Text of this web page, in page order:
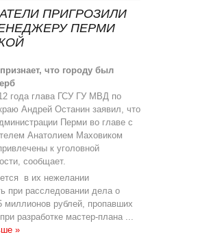
ПРИГРОЗИЛИ
ПЕРМИ
что городу был
года глава ГСУ ГУ МВД по
Андрей Останин заявил, что
Перми во главе с
Анатолием Маховиком
к уголовной
сообщает.
в их нежелании
при расследовании дела о
миллионов рублей, пропавших
разработке мастер-плана ...
»